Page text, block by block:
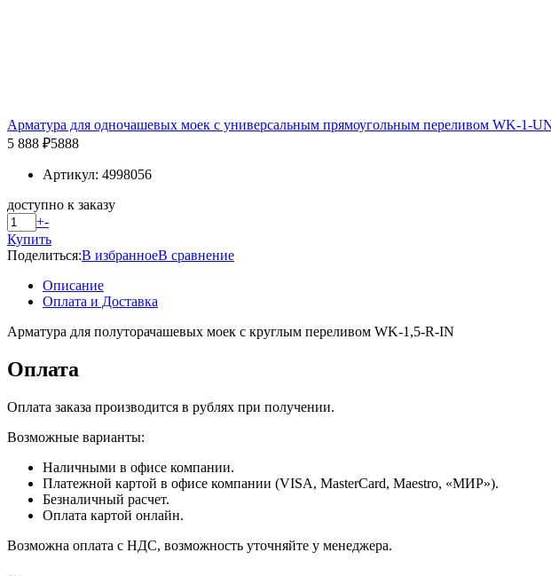
Арматура для одночашевых моек с универсальным прямоугольным переливом WK-1-
5 888 ₽5888
Артикул: 4998056
доступно к заказу
+-
Купить
Поделиться:В избранноеВ сравнение
Описание
Оплата и Доставка
Арматура для полуторачашевых моек с круглым переливом WK-1,5-R-IN
Оплата
Оплата заказа производится в рублях при получении.
Возможные варианты:
Наличными в офисе компании.
Платежной картой в офисе компании (VISA, MasterCard, Maestro, «МИР»).
Безналичный расчет.
Оплата картой онлайн.
Возможна оплата с НДС, возможность уточняйте у менеджера.